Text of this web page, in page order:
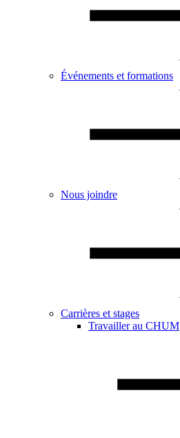
Événements et formations
Nous joindre
Carrières et stages
Travailler au CHUM